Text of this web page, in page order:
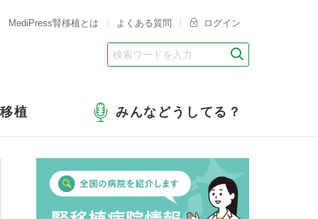
植 みんなどうしてる？
MediPress腎移植とは よくある質問 ログイン